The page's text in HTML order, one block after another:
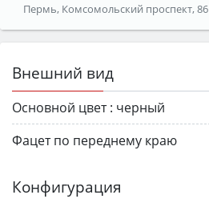
Пермь, Комсомольский проспект, 86
Внешний вид
Основной цвет : черный
Фацет по переднему краю
Конфигурация